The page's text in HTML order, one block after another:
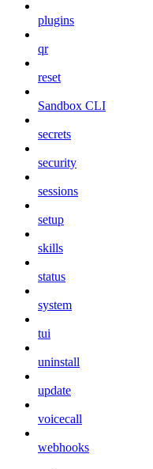
plugins
qr
reset
Sandbox CLI
secrets
security
sessions
setup
skills
status
system
tui
uninstall
update
voicecall
webhooks